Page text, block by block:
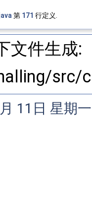
第 171 行定义.
文件生成:
src/
11日 星期